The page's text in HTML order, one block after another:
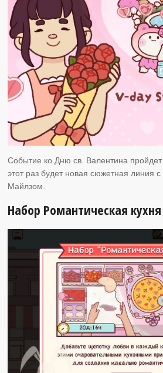
Событие ко Дню св. Валентина
этот раз будет новая сюжетная линия
Майлзом.
Набор Романтическая кухня